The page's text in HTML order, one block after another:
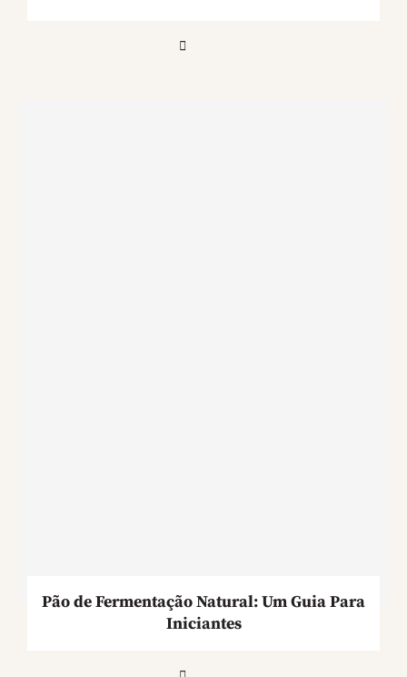
Pão de Fermentação Natural: Um Guia Para
Iniciantes